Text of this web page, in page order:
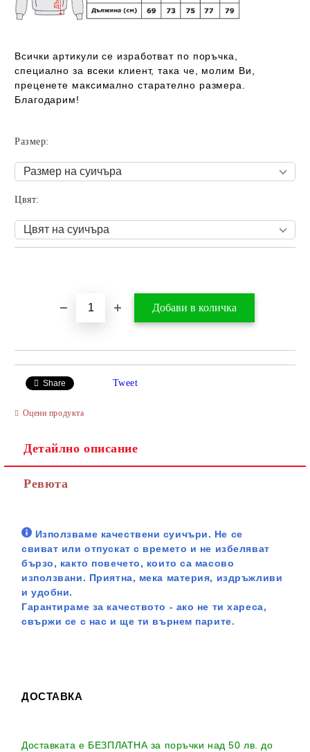
Всички артикули се изработват по поръчка,
специално за всеки клиент, така че, молим Ви,
преценете максимално старателно размера.
Благодарим!
Размер:
Цвят:
Share Tweet
Оцени продукта
Детайлно описание
Ревюта
Използваме качествени суичъри. Не се
свиват или отпускат с времето и не избеляват
бързо, както повечето, които са масово
използвани. Приятна, мека материя, издръжливи
и удобни.
Гарантираме за качеството - ако не ти хареса,
свържи се с нас и ще ти върнем парите.
ДОСТАВКА
Доставката е БЕЗПЛАТНА за поръчки над 50 лв. до